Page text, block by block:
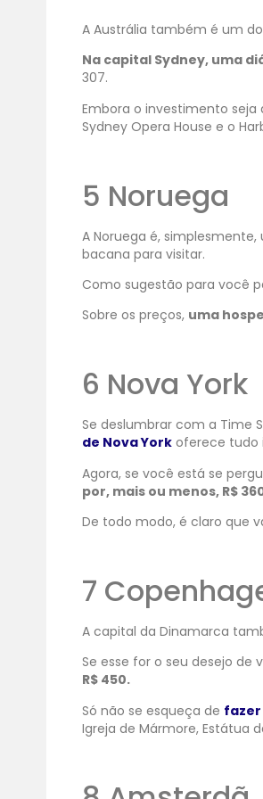
A Austrália também é um
Na capital Sydney, uma
307.
Embora o investimento seja
Sydney Opera House e o
5 Noruega
A Noruega é,
bacana para visitar.
Como sugestão para você
Sobre os preços, uma
6 Nova York
Se deslumbrar com a Time
de Nova York oferece tudo
Agora, se você está se
por, mais ou menos, R$
De todo modo, é claro que
7
A capital da Dinamarca
Se esse for o seu desejo de
R$ 450.
Só não se esqueça de fazer
Igreja de Mármore, Estátua